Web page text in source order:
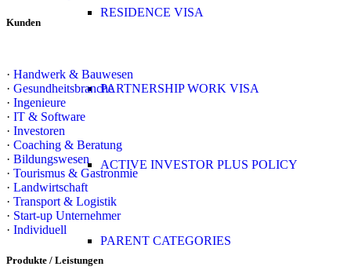
RESIDENCE VISA
PARTNERSHIP WORK VISA
ACTIVE INVESTOR PLUS POLICY
PARENT CATEGORIES
Kunden
· Handwerk & Bauwesen
· Gesundheitsbranche
· Ingenieure
· IT & Software
· Investoren
· Coaching & Beratung
· Bildungswesen
· Tourismus & Gastronmie
· Landwirtschaft
· Transport & Logistik
· Start-up Unternehmer
· Individuell
Produkte / Leistungen